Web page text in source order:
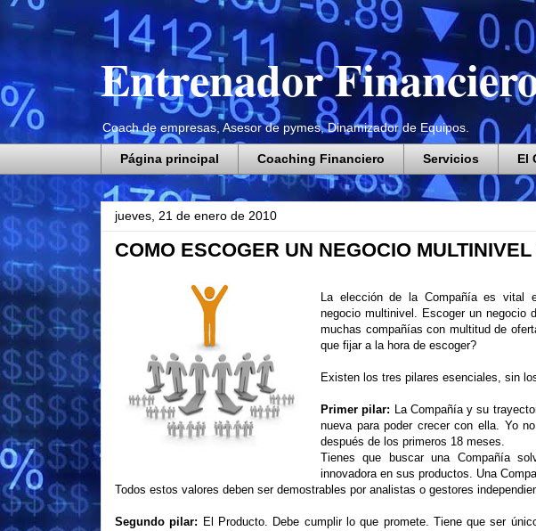
Entrenador
Coach de empresas, Asesor de pymes, Dinamizador de Equipos.
Página principal Coaching Financiero Servicios El
jueves, 21 de enero de 2010
COMO ESCOGER UN NEGOCIO
La elección de la Compañía es vital
negocio multinivel. Escoger un
muchas compañías con multitud de
que fijar a la hora de escoger?
Existen los tres pilares esenciales, sin
Primer pilar: La Compañía y su
nueva para poder crecer con ella. Yo
después de los primeros 18 meses.
Tienes que buscar una Compañía
innovadora en sus productos. Una
Todos estos valores deben ser demostrables por analistas o gestores
Segundo pilar: El Producto. Debe cumplir lo que promete. Tiene que ser